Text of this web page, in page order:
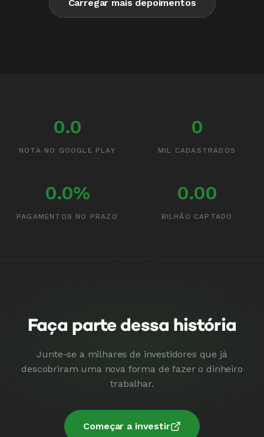
Carregar mais depoimentos
0.0
NOTA NO GOOGLE PLAY
0
MIL CADASTRADOS
0.0%
PAGAMENTOS NO PRAZO
0.00
BILHÃO CAPTADO
Faça parte dessa história
Junte-se a milhares de investidores que já
descobriram uma nova forma de fazer o dinheiro
trabalhar.
Começar a investir